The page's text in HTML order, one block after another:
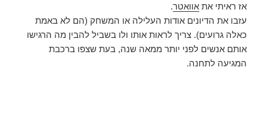
אז ראיתי אתאוואטר.
עזבו את הדיונים אודות העלילה או המשחק (הם לא באמת
כאלה גרועים). צריך לראות אותו ולו בשביל להבין מה הרגישו
אותם אנשים לפני יותר ממאה שנה, בעת שצפו ברכבת
המגיעה לתחנה.